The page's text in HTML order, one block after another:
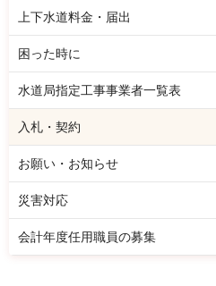
上下水道料金・届出
困った時に
水道局指定工事事業者一覧表
入札・契約
お願い・お知らせ
災害対応
会計年度任用職員の募集